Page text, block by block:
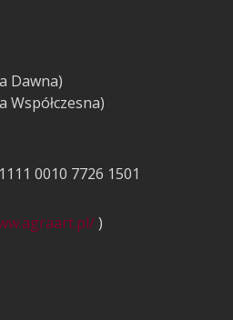
Dawna)
Współczesna)
0010 7726 1501
)